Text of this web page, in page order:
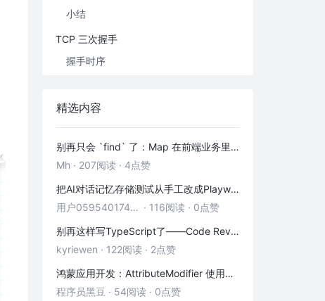
小结
TCP 三次握手
握手时序
为什么需要三次握手
HTTP 请求
HTTP 响应
MVC 后台处理阶段
TCP 四次挥手
浏览器渲染
精选内容
别再只会 `find` 了：Map 在前端业务里的真实用法
Mh · 207阅读 · 4点赞
把AI对话记忆存储测试从手工改成Playwright+pytest，覆盖率从20%提到96%，回归时间缩短90%
用户05954017446 · 116阅读 · 0点赞
别再这样写TypeScript了——Code Review中最常见的8个反模式
kyriewen · 122阅读 · 2点赞
鸿蒙应用开发：AttributeModifier 使用教程
程序员黑豆 · 54阅读 · 0点赞